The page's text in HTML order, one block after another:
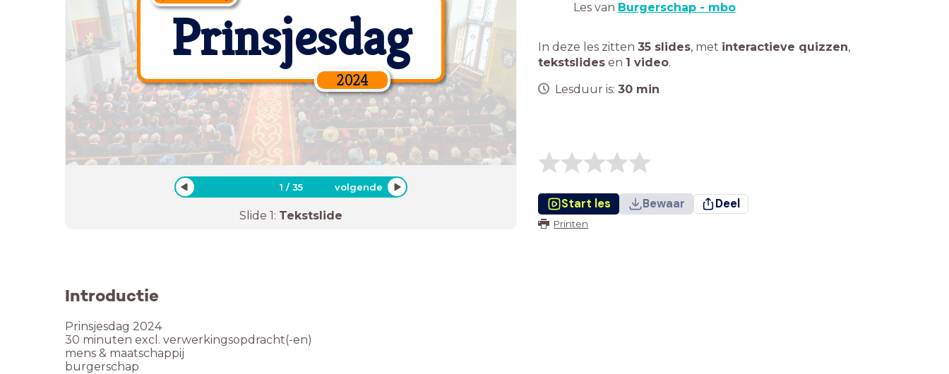
Prinsjesdag
2024
1 /35 volgende
Slide 1: Tekstslide
Les van Burgerschap - mbo
In deze les zitten 35 slides, met interactieve quizzen,
tekstslides en 1 video.
Lesduur is: 30 min
Start les Bewaar Deel
Printen
Introductie
Prinsjesdag 2024
30 minuten excl. verwerkingsopdracht(-en)
mens & maatschappij
burgerschap